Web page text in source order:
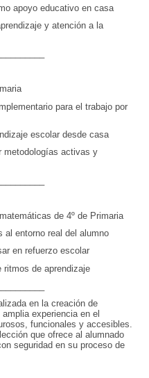
apoyo educativo en casa
y atención a la
para el trabajo por
escolar desde casa
metodologías activas y
de 4º de Primaria
entorno real del alumno
en refuerzo escolar
ritmos de aprendizaje
en la creación de
experiencia en el
funcionales y accesibles.
que ofrece al alumnado
seguridad en su proceso de